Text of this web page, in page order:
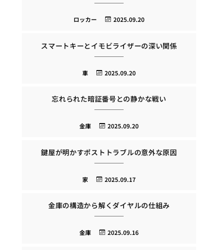
2025.09.20
ロッカー
スマートキーとイモビライザーの深い関係
2025.09.20
車
忘れられた暗証番号との静かな戦い
2025.09.20
金庫
鍵屋が明かすポストトラブルの意外な原因
2025.09.17
家
金庫の構造から解くダイヤルの仕組み
2025.09.16
金庫